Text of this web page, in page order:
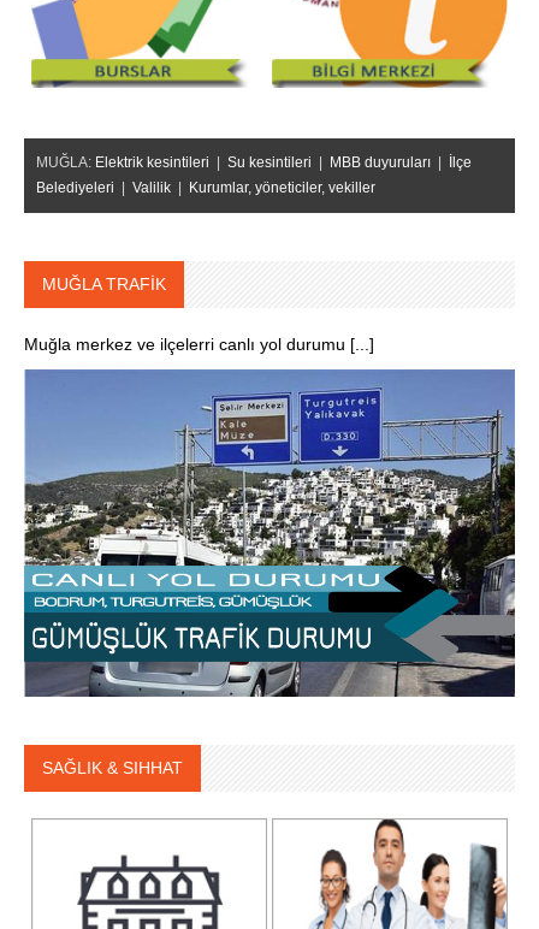
MUĞLA: Elektrik kesintileri Su kesintileri MBB duyuruları
İlçe
Belediyeleri
Valilik Kurumlar, yöneticiler, vekiller
MUĞLA TRAFİK
Muğla merkez ve ilçelerri canlı yol durumu [...]
SAĞLIK & SIHHAT